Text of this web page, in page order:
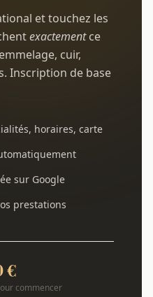
et touchez les
exactementce
cuir,
Inscription de base
horaires, carte
sur Google
prestations
€
commencer